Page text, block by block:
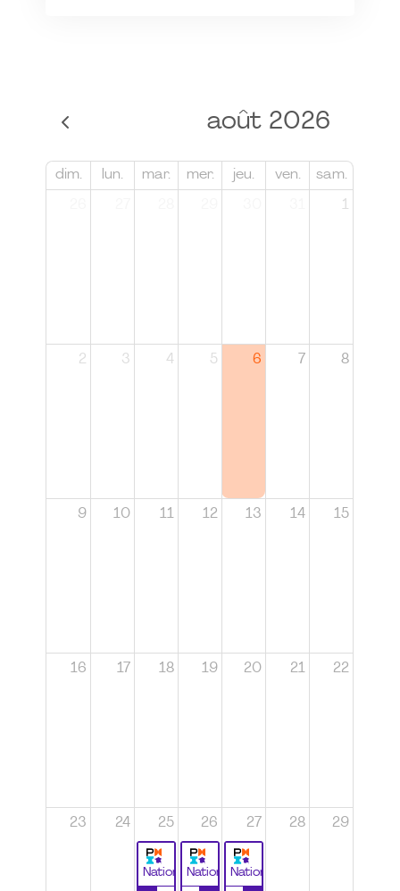
août 2026
dim. lun. mar. mer. jeu. ven. sam.
1
2 3 4 5 6 7 8
9 10 11 12 13 14 15
16 17 18 19 20 21 22
23 24 25
National
26
National
27
National
28 29